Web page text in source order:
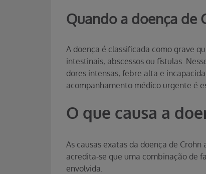
Quando a doença de
A doença é classificada como grave
intestinais, abscessos ou fístulas.
dores intensas, febre alta e
acompanhamento médico urgente é
O que causa a
As causas exatas da doença de
acredita-se que uma combinação de
envolvida.